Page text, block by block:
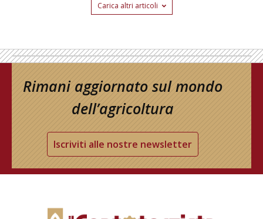
Carica altri articoli
Rimani aggiornato sul mondo
dell’agricoltura
Iscriviti alle nostre newsletter